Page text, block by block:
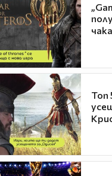
Топ